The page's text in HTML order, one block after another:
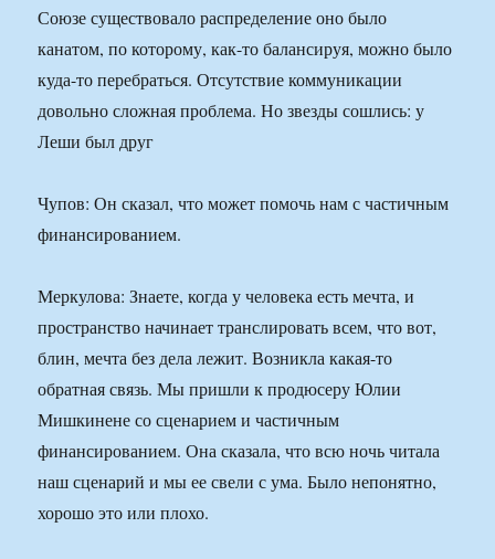
Союзе существовало распределение оно было
канатом, по которому, как-то балансируя, можно было
куда-то перебраться. Отсутствие коммуникации
довольно сложная проблема. Но звезды сошлись: у
Леши был друг
Чупов: Он сказал, что может помочь нам с частичным
финансированием.
Меркулова: Знаете, когда у человека есть мечта, и
пространство начинает транслировать всем, что вот,
блин, мечта без дела лежит. Возникла какая-то
обратная связь. Мы пришли к продюсеру Юлии
Мишкинене со сценарием и частичным
финансированием. Она сказала, что всю ночь читала
наш сценарий и мы ее свели с ума. Было непонятно,
хорошо это или плохо.